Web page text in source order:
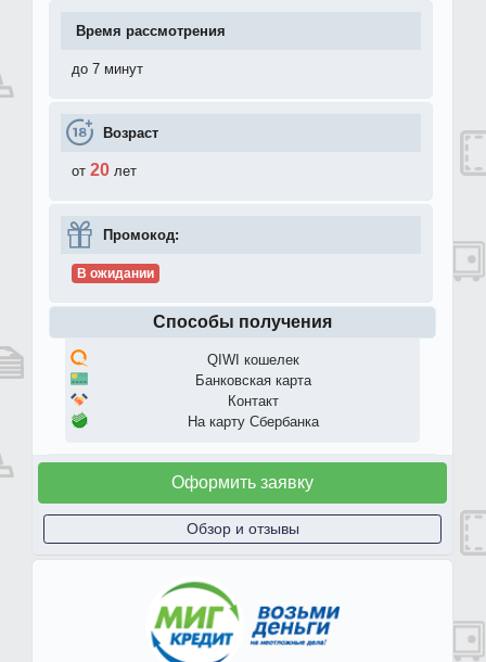
Время рассмотрения
до 7 минут
Возраст
от 20 лет
Промокод:
В ожидании
Способы получения
QIWI кошелек
Банковская карта
Контакт
На карту Сбербанка
Оформить заявку
Обзор и отзывы